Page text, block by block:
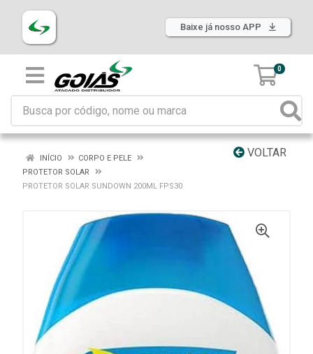
Baixe já nosso APP
0
VOLTAR
INÍCIO
CORPO E PELE
PROTETOR SOLAR
PROTETOR SOLAR SUNDOWN 200ML FPS30